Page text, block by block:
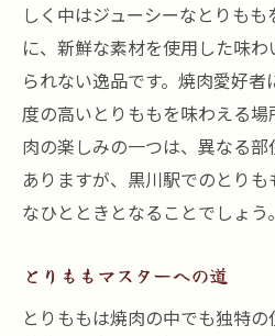
しく中はジューシーなとりも
に、新鮮な素材を使用した味
られない逸品です。焼肉愛好
度の高いとりももを味わえる
肉の楽しみの一つは、異なる
ありますが、黒川駅でのとり
なひとときとなることでしょう。
とりももマスターへの道
とりももは焼肉の中でも独特